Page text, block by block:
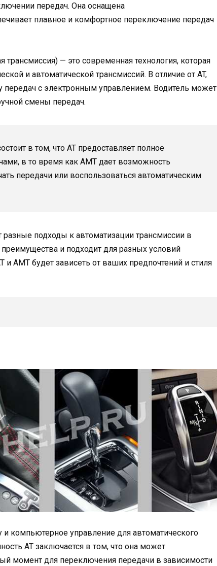
передач. Она оснащена
плавное и комфортное переключение передач
трансмиссия) — это современная технология, которая
и автоматической трансмиссий. В отличие от AT,
передач с электронным управлением. Водитель может
смены передач.
в том, что AT предоставляет полное
в то время как AMT дает возможность
передачи или воспользоваться автоматическим
подходы к автоматизации трансмиссии в
и подходит для разных условий
AMT будет зависеть от ваших предпочтений и стиля
и компьютерное управление для автоматического
AT заключается в том, что она может
момент для переключения передачи в зависимости